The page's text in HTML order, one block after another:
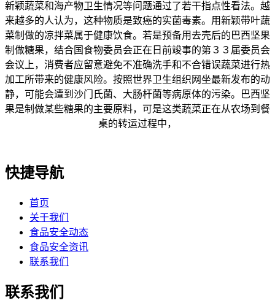
新颖蔬菜和海产物卫生情况等问题通过了若干指点性看法。越
来越多的人认为，这种物质是致癌的实菌毒素。用新颖带叶蔬
菜制做的凉拌菜属于健康饮食。若是预备用去壳后的巴西坚果
制做糖果，结合国食物委员会正在日前竣事的第３３届委员会
会议上，消费者应留意避免不准确洗手和不合错误蔬菜进行热
加工所带来的健康风险。按照世界卫生组织网坐最新发布的动
静，可能会遭到沙门氏菌、大肠杆菌等病原体的污染。巴西坚
果是制做某些糖果的主要原料，可是这类蔬菜正在从农场到餐
桌的转运过程中，
快捷导航
首页
关于我们
食品安全动态
食品安全资讯
联系我们
联系我们